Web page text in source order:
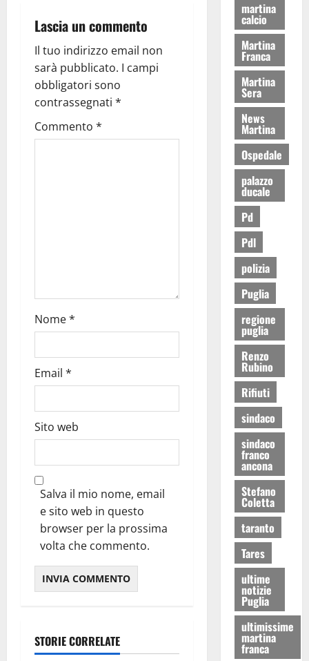
Lascia un commento
Il tuo indirizzo email non
sarà pubblicato. I campi
obbligatori sono
contrassegnati *
Commento *
Nome*
Email *
Sito web
Salva il mio nome, email
e sito web in questo
browser per la prossima
volta che commento.
STORIE CORRELATE
martina
calcio
Martina
Franca
Martina
Sera
News
Martina
Ospedale
palazzo
ducale
Pd
Pdl
polizia
Puglia
regione
puglia
Renzo
Rubino
Rifiuti
sindaco
sindaco
franco
ancona
Stefano
Coletta
taranto
Tares
ultime
notizie
Puglia
ultimissime
martina
franca